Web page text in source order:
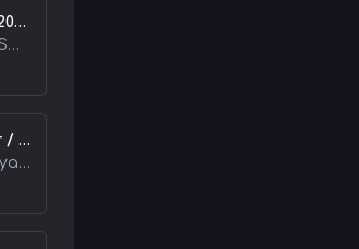
Super Qiz / Superqiz 2026 HD Uzbek tilida Tarjima kino skachat tas-ix
Slayder / Kinolar / AQSH kinolari / Tarjima kinolar
Qoyilmaqom Sheriklar / Ideal Hamkorlar / Eng Kuchli Duet 2026 HD Uzbek tilida Tarjima kino skachat tas-ix
Kinolar / Janubiy Koreya kinolari / Tarjima kinolar